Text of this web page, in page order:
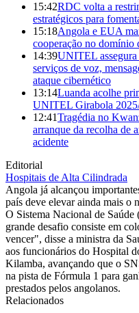
15:42RDC volta a
estratégicos para
15:18Angola e EUA
cooperação no domínio
14:39UNITEL assegura
serviços de voz,
ataque cibernético
13:14Luanda acolhe
UNITEL Girabola
12:41Tragédia no
arranque da recolha de
acidente
Editorial
Hospitais de Alta Cilindrada
Angola já alcançou
país deve elevar ainda mais o
O Sistema Nacional de
grande desafio consiste em
vencer", disse a ministra da
aos funcionários do Hospital
Kilamba, avançando que o
na pista de Fórmula 1 para
prestados pelos angolanos.
Relacionados